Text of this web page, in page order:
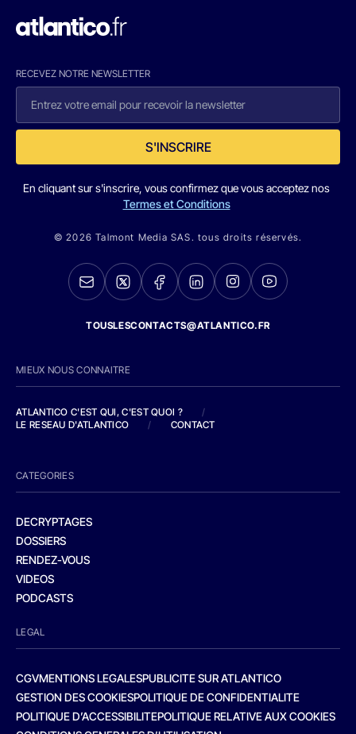
RECEVEZ NOTRE NEWSLETTER
S'INSCRIRE
En cliquant sur s'inscrire, vous confirmez que vous acceptez nos
Termes et Conditions
© 2026 Talmont Media SAS. tous droits réservés.
TOUSLESCONTACTS@ATLANTICO.FR
MIEUX NOUS CONNAITRE
ATLANTICO C'EST QUI, C'EST QUOI ?
/
LE RESEAU D'ATLANTICO
/ CONTACT
CATEGORIES
DECRYPTAGES
DOSSIERS
RENDEZ-VOUS
VIDEOS
PODCASTS
LEGAL
CGVMENTIONS LEGALESPUBLICITE SUR ATLANTICO
GESTION DES COOKIESPOLITIQUE DE CONFIDENTIALITE
POLITIQUE D’ACCESSIBILITEPOLITIQUE RELATIVE AUX COOKIES